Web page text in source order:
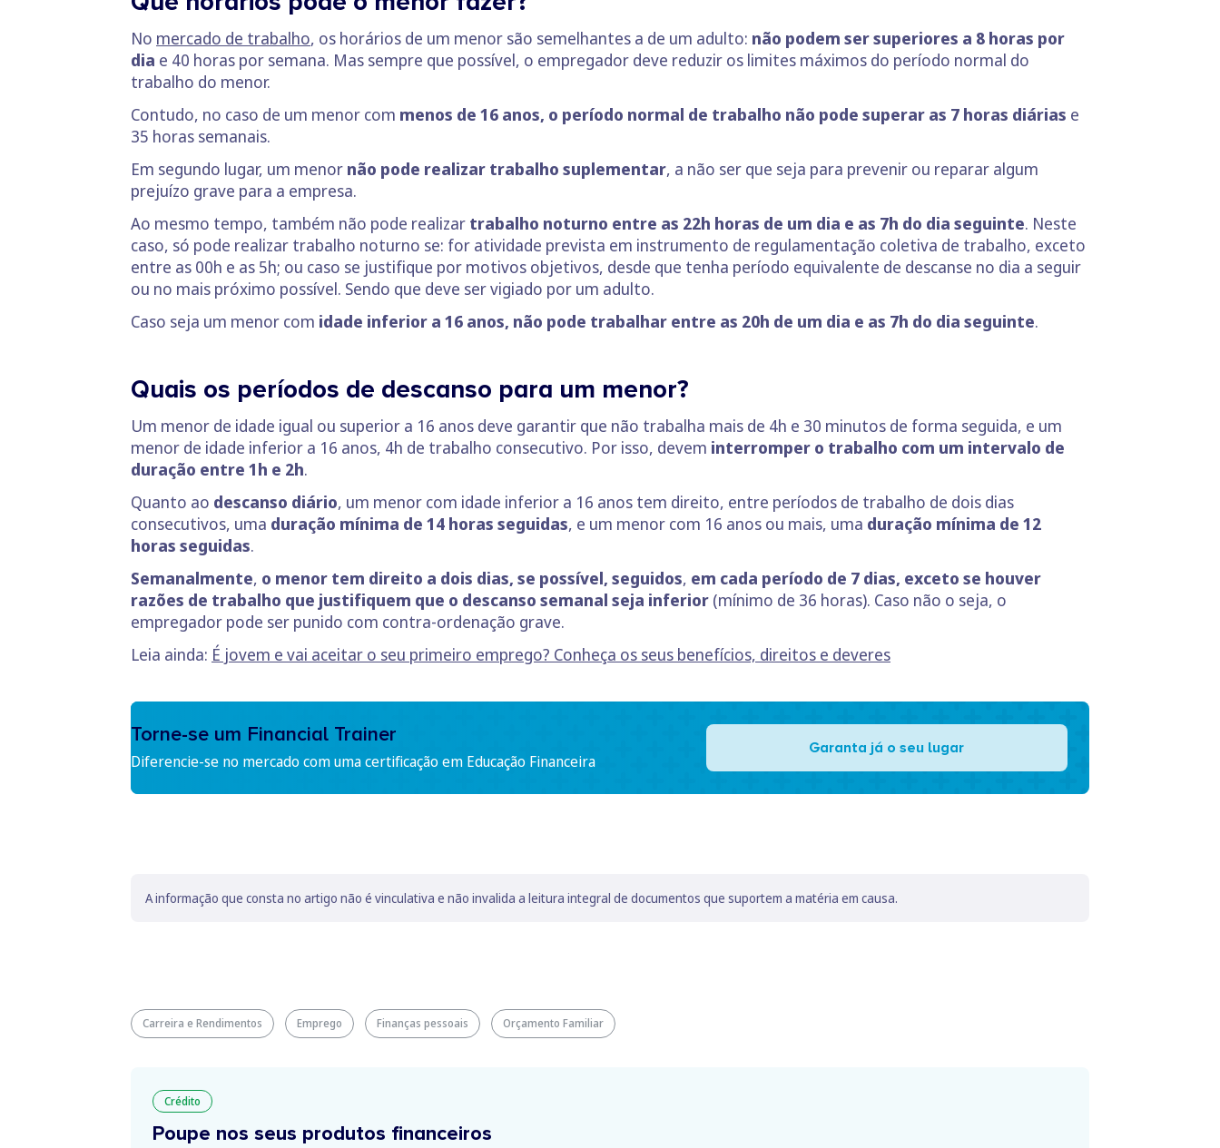
No mercado de trabalho, os horários de um menor são semelhantes a de um adulto: não podem ser superiores a 8 horas por
dia e 40 horas por semana. Mas sempre que possível, o empregador deve reduzir os limites máximos do período normal do
trabalho do menor.
Contudo, no caso de um menor com menos de 16 anos, o período normal de trabalho não pode superar as 7 horas diárias e
35 horas semanais.
Em segundo lugar, um menor não pode realizar trabalho suplementar, a não ser que seja para prevenir ou reparar algum
prejuízo grave para a empresa.
Ao mesmo tempo, também não pode realizar trabalho noturno entre as 22h horas de um dia e as 7h do dia seguinte. Neste
caso, só pode realizar trabalho noturno se: for atividade prevista em instrumento de regulamentação coletiva de trabalho, exceto
entre as 00h e as 5h; ou caso se justifique por motivos objetivos, desde que tenha período equivalente de descanse no dia a seguir
ou no mais próximo possível. Sendo que deve ser vigiado por um adulto.
Caso seja um menor com idade inferior a 16 anos, não pode trabalhar entre as 20h de um dia e as 7h do dia seguinte.
Quais os períodos de descanso para um menor?
Um menor de idade igual ou superior a 16 anos deve garantir que não trabalha mais de 4h e 30 minutos de forma seguida, e um
menor de idade inferior a 16 anos, 4h de trabalho consecutivo. Por isso, devem interromper o trabalho com um intervalo de
duração entre 1h e 2h.
Quanto ao descanso diário, um menor com idade inferior a 16 anos tem direito, entre períodos de trabalho de dois dias
consecutivos, uma duração mínima de 14 horas seguidas, e um menor com 16 anos ou mais, uma duração mínima de 12
horas seguidas.
Semanalmente, o menor tem direito a dois dias, se possível, seguidos, em cada período de 7 dias, exceto se houver
razões de trabalho que justifiquem que o descanso semanal seja inferior (mínimo de 36 horas). Caso não o seja, o
empregador pode ser punido com contra-ordenação grave.
Leia ainda: É jovem e vai aceitar o seu primeiro emprego? Conheça os seus benefícios, direitos e deveres
Torne-se um Financial Trainer
Diferencie-se no mercado com uma certificação em Educação Financeira
Garanta já o seu lugar
A informação que consta no artigo não é vinculativa e não invalida a leitura integral de documentos que suportem a matéria em causa.
Carreira e Rendimentos Emprego Finanças pessoais Orçamento Familiar
Crédito
Poupe nos seus produtos financeiros